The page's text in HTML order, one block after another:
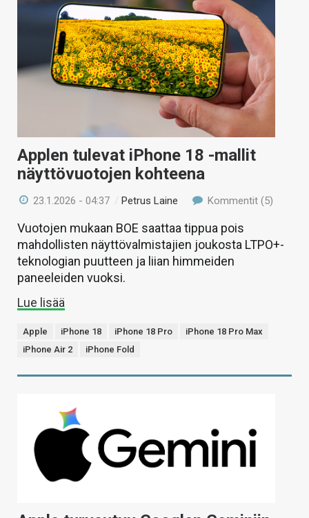
Applen tulevat iPhone 18 -mallit
näyttövuotojen kohteena
23.1.2026 - 04:37 /Petrus Laine Kommentit (5)
Vuotojen mukaan BOE saattaa tippua pois
mahdollisten näyttövalmistajien joukosta LTPO+-
teknologian puutteen ja liian himmeiden
paneeleiden vuoksi.
Lue lisää
Apple iPhone 18 iPhone 18 Pro
iPhone 18 Pro Max
iPhone Air 2
iPhone Fold